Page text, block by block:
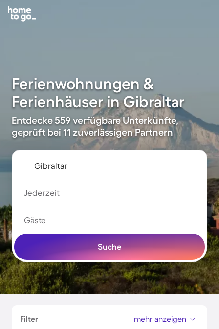
Ferienwohnungen &
Ferienhäuser in Gibraltar
Entdecke 559 verfügbare Unterkünfte,
geprüft bei 11 zuverlässigen Partnern
Jederzeit
Gäste
Suche
Filter mehr anzeigen